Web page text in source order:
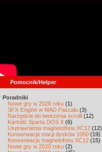
Pomocnik/Helper
Poradniki
Nowe gry w 2026 roku (1)
SFX-Engine w MAD Pascalu (3)
Narzędzie do tworzenia scrolli (12)
Kartridż Sparta DOS X (6)
Usprawnienia magnetofonu XC12 (12)
Konserwacja stacji dysków 1050 (19)
Konserwacja magnetofonu XC12 (15)
Nowe gry w 2020 roku (2)